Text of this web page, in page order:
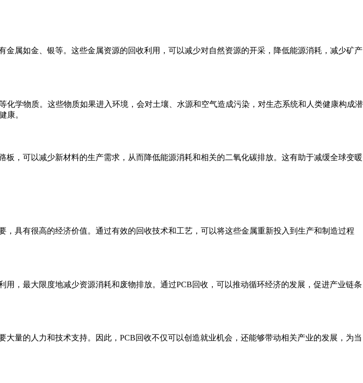
属如金、银等。这些金属资源的回收利用，可以减少对自然资源的开采，降低能源消耗，减少矿产
学物质。这些物质如果进入环境，会对土壤、水源和空气造成污染，对生态系统和人类健康构成潜
康。
，可以减少新材料的生产需求，从而降低能源消耗和相关的二氧化碳排放。这有助于减缓全球变暖
具有很高的经济价值。通过有效的回收技术和工艺，可以将这些金属重新投入到生产和制造过程
，最大限度地减少资源消耗和废物排放。通过PCB回收，可以推动循环经济的发展，促进产业链条
量的人力和技术支持。因此，PCB回收不仅可以创造就业机会，还能够带动相关产业的发展，为当